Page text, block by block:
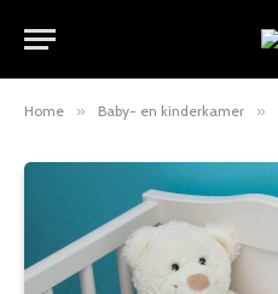
Home » Baby- en kinderkamer »